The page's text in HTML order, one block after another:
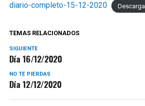
diario-completo-15-12-2020 Descarga
TEMAS RELACIONADOS
SIGUIENTE
Día 16/12/2020
NO TE PIERDAS
Día 12/12/2020